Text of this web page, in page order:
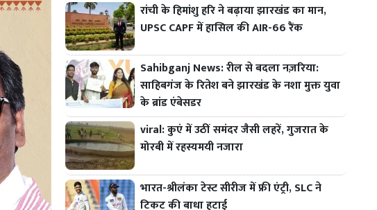
रांची के हिमांशु हरि ने बढ़ाया झारखंड का मान,
UPSC CAPF में हासिल की AIR-66 रैंक
Sahibganj News: रील से बदला नज़रिया:
साहिबगंज के रितेश बने झारखंड के नशा मुक्त युवा
के ब्रांड एंबेसडर
viral: कुएं में उठीं समंदर जैसी लहरें, गुजरात के
मोरबी में रहस्यमयी नजारा
भारत-श्रीलंका टेस्ट सीरीज में फ्री एंट्री, SLC ने
टिकट की बाधा हटाई